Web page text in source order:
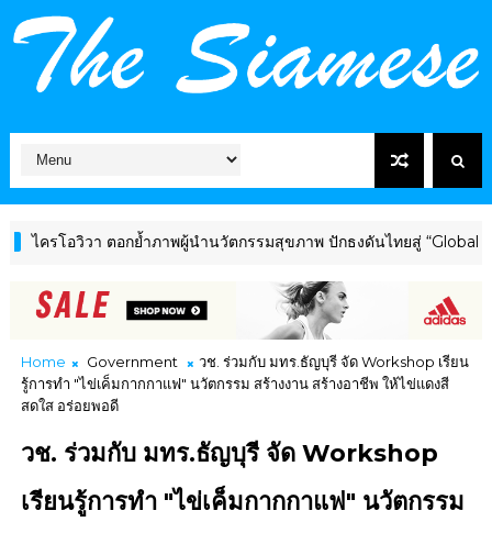
อกย้ำภาพผู้นำนวัตกรรมสุขภาพ ปักธงดันไทยสู่ “Global Wellness Hub”
Home Government
วช. ร่วมกับ มทร.ธัญบุรี จัด Workshop เรียน
รู้การทำ "ไข่เค็มกากกาแฟ" นวัตกรรม สร้างงาน สร้างอาชีพ ให้ไข่แดงสี
สดใส อร่อยพอดี
วช. ร่วมกับ มทร.ธัญบุรี จัด Workshop
เรียนรู้การทำ "ไข่เค็มกากกาแฟ" นวัตกรรม